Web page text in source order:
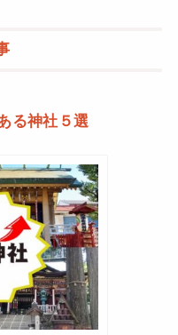
る神社５選